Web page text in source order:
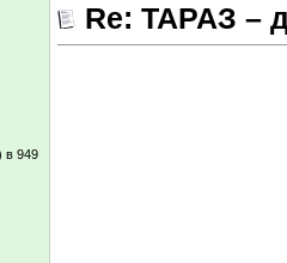
в 949
Re: ТАРАЗ –